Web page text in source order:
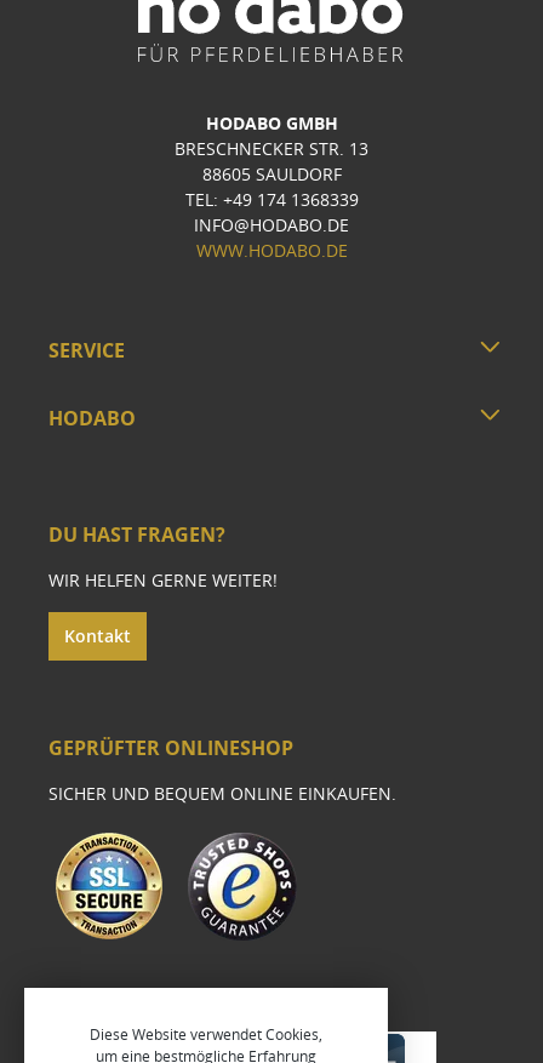
HODABO GMBH
BRESCHNECKER STR. 13
88605 SAULDORF
TEL: +49 174 1368339
INFO@HODABO.DE
WWW.HODABO.DE
SERVICE
HODABO
DU HAST FRAGEN?
WIR HELFEN GERNE WEITER!
Kontakt
GEPRÜFTER ONLINESHOP
SICHER UND BEQUEM ONLINE EINKAUFEN.
Diese Website verwendet Cookies,
um eine bestmögliche Erfahrung